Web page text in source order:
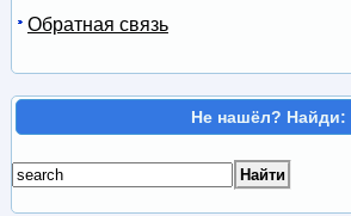
Обратная связь
Не нашёл? Найди: